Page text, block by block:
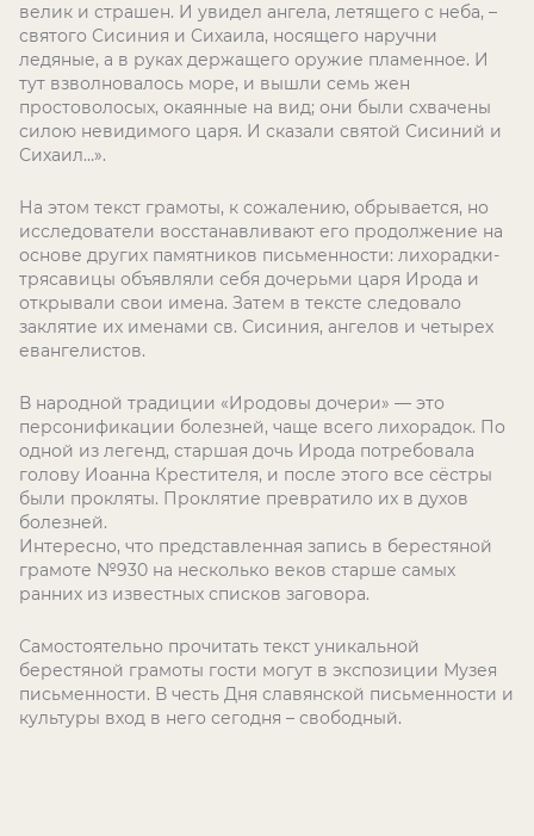
велик и страшен. И увидел ангела, летящего с неба, –
святого Сисиния и Сихаила, носящего наручни
ледяные, а в руках держащего оружие пламенное. И
тут взволновалось море, и вышли семь жен
простоволосых, окаянные на вид; они были схвачены
силою невидимого царя. И сказали святой Сисиний и
Сихаил…».
На этом текст грамоты, к сожалению, обрывается, но
исследователи восстанавливают его продолжение на
основе других памятников письменности: лихорадки-
трясавицы объявляли себя дочерьми царя Ирода и
открывали свои имена. Затем в тексте следовало
заклятие их именами св. Сисиния, ангелов и четырех
евангелистов.
В народной традиции «Иродовы дочери» — это
персонификации болезней, чаще всего лихорадок. По
одной из легенд, старшая дочь Ирода потребовала
голову Иоанна Крестителя, и после этого все сёстры
были прокляты. Проклятие превратило их в духов
болезней.
Интересно, что представленная запись в берестяной
грамоте №930 на несколько веков старше самых
ранних из известных списков заговора.
Самостоятельно прочитать текст уникальной
берестяной грамоты гости могут в экспозиции Музея
письменности. В честь Дня славянской письменности и
культуры вход в него сегодня – свободный.